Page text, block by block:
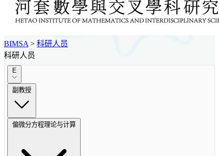
BIMSA > 科研人员
科研人员
E
副教授
偏微分方程理论与计算